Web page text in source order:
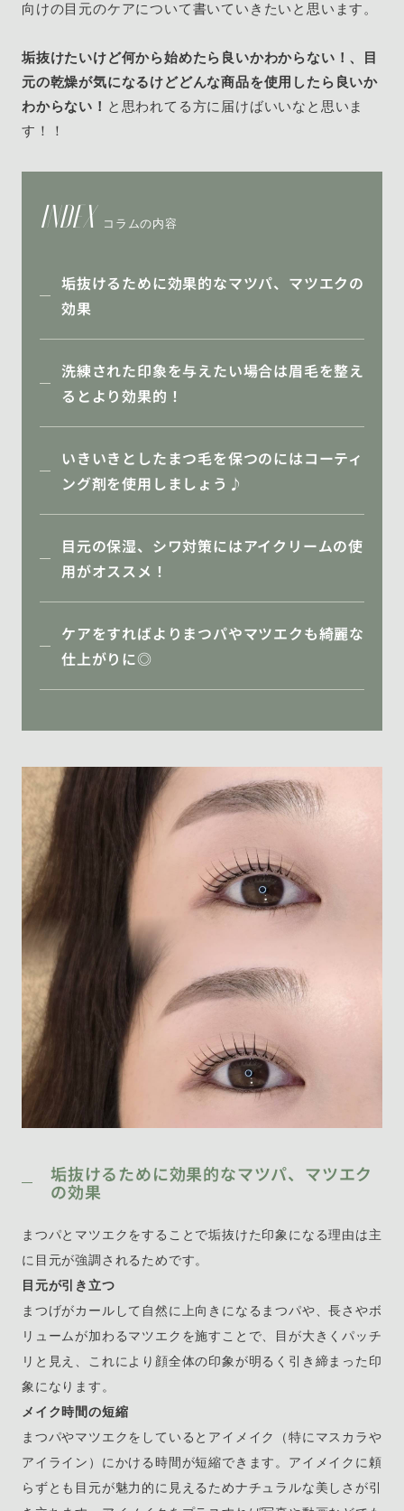
向けの目元のケアについて書いていきたいと思います。
垢抜けたいけど何から始めたら良いかわからない！、目
元の乾燥が気になるけどどんな商品を使用したら良いか
わからない！ と思われてる方に届けばいいなと思いま
す！！
INDEX コラムの内容
垢抜けるために効果的なマツパ、マツエクの
効果
洗練された印象を与えたい場合は眉毛を整え
るとより効果的！
いきいきとしたまつ毛を保つのにはコーティ
ング剤を使用しましょう♪
目元の保湿、シワ対策にはアイクリームの使
用がオススメ！
ケアをすればよりまつパやマツエクも綺麗な
仕上がりに◎
垢抜けるために効果的なマツパ、マツエク
の効果
まつパとマツエクをすることで垢抜けた印象になる理由は主
に目元が強調されるためです。
目元が引き立つ
まつげがカールして自然に上向きになるまつパや、長さやボ
リュームが加わるマツエクを施すことで、目が大きくパッチ
リと見え、これにより顔全体の印象が明るく引き締まった印
象になります。
メイク時間の短縮
まつパやマツエクをしているとアイメイク（特にマスカラや
アイライン）にかける時間が短縮できます。アイメイクに頼
らずとも目元が魅力的に見えるためナチュラルな美しさが引